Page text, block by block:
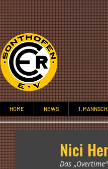
HOME NEWS 1.
Nici
Das